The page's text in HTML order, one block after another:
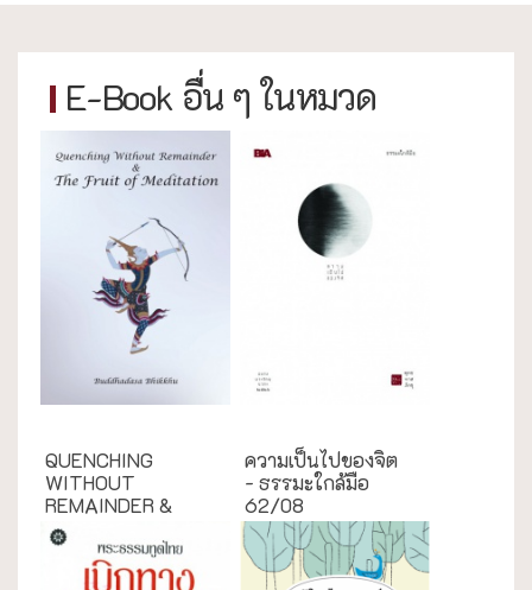
E-Book อื่น ๆ ในหมวด
QUENCHING
WITHOUT
REMAINDER &
THE FRUIT ...
ความเป็นไปของจิต
- ธรรมะใกล้มือ
62/08